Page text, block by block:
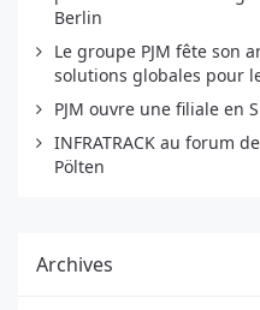
Berlin
Le groupe PJM fête son
solutions globales pour
PJM ouvre une filiale en
INFRATRACK au forum
Pölten
Archives